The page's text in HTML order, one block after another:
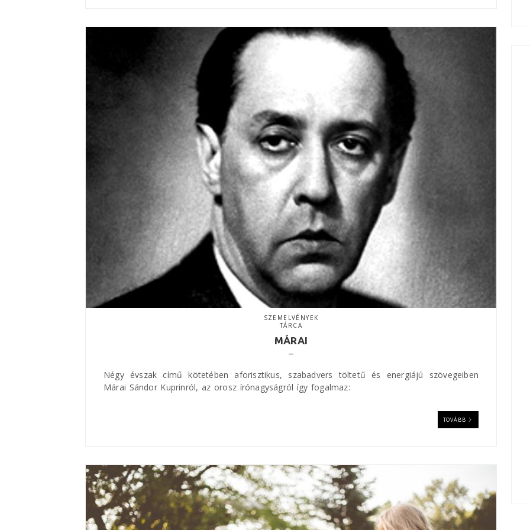
SZEMELVÉNYEK
TÁRCA
MÁRAI
Négy évszak című kötetében aforisztikus, szabadvers töltetű és energiájú szövegeiben
Márai Sándor Kuprinról, az orosz írónagyságról így fogalmaz:
TOVÁBB
A semmi bőre
Dénes Gabriella
Nagyon szépen, találóan, meglepően
vagy éppen megtorpantóan bánik a
szerző a szavakkal, a magyar nyelvvel
és a kulturális, irodalmi
műveltségünkkel – egyszerre. (Moly.hu
Többször is elolvastam regényedet, és
csodáltam hogyan merülsz alá
önmagadban és a világban. Megírtad
életed és életünk regényét, csak az
alvajárók nem tudnak vagy nincs elég
bátorságúk azonosulni veled, és
hihetetlenül nagy kultúráddal, hogy újra
felfedezzék a szépségeket gyönyörű